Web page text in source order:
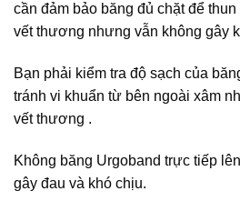
cần đảm bảo băng đủ chặt để
vết thương nhưng vẫn không gây
Bạn phải kiểm tra độ sạch của
tránh vi khuẩn từ bên ngoài xâm
vết thương .
Không băng Urgoband trực tiếp
gây đau và khó chịu.